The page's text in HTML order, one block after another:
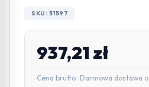
SKU: 51597
937,21 zł
Cena brutto · Darmowa dostawa